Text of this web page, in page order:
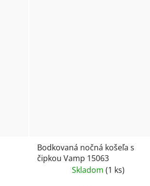
Bodkovaná nočná košeľa s
čipkou Vamp 15063
Skladom (1 ks)